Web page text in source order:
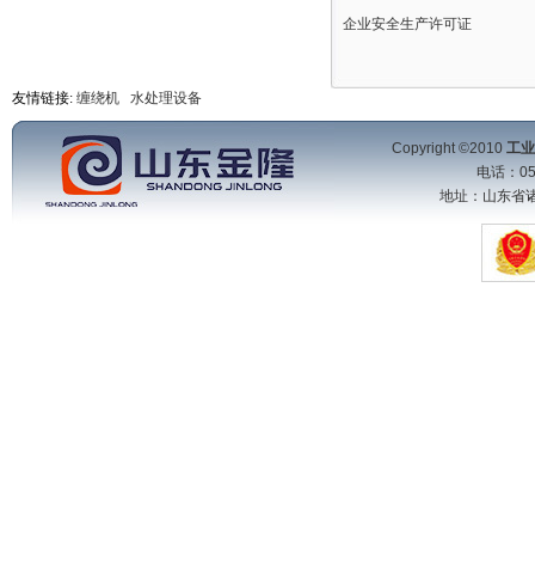
企业安全生产许可证
友情链接: 缠绕机 水处理设备
Copyright ©2010 工
电话：
地址：山东省